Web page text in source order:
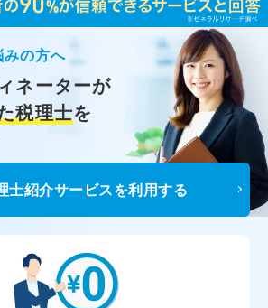
の方へ
ネーターが
税理士を
士紹介サービスを利用する